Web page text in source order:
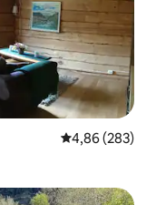
Évaluation
4,86 (283)